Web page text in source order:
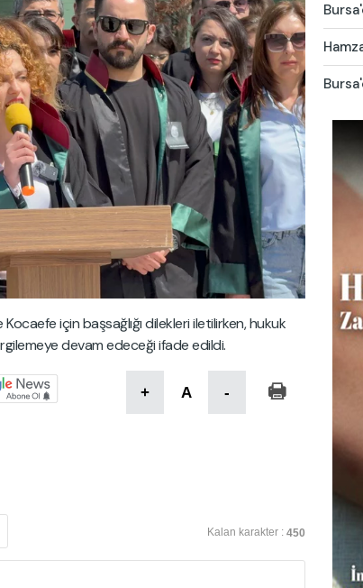
için başsağlığı dilekleri iletilirken, hukuk
devam edeceği ifade edildi.
+ A -
Kalan karakter : 450